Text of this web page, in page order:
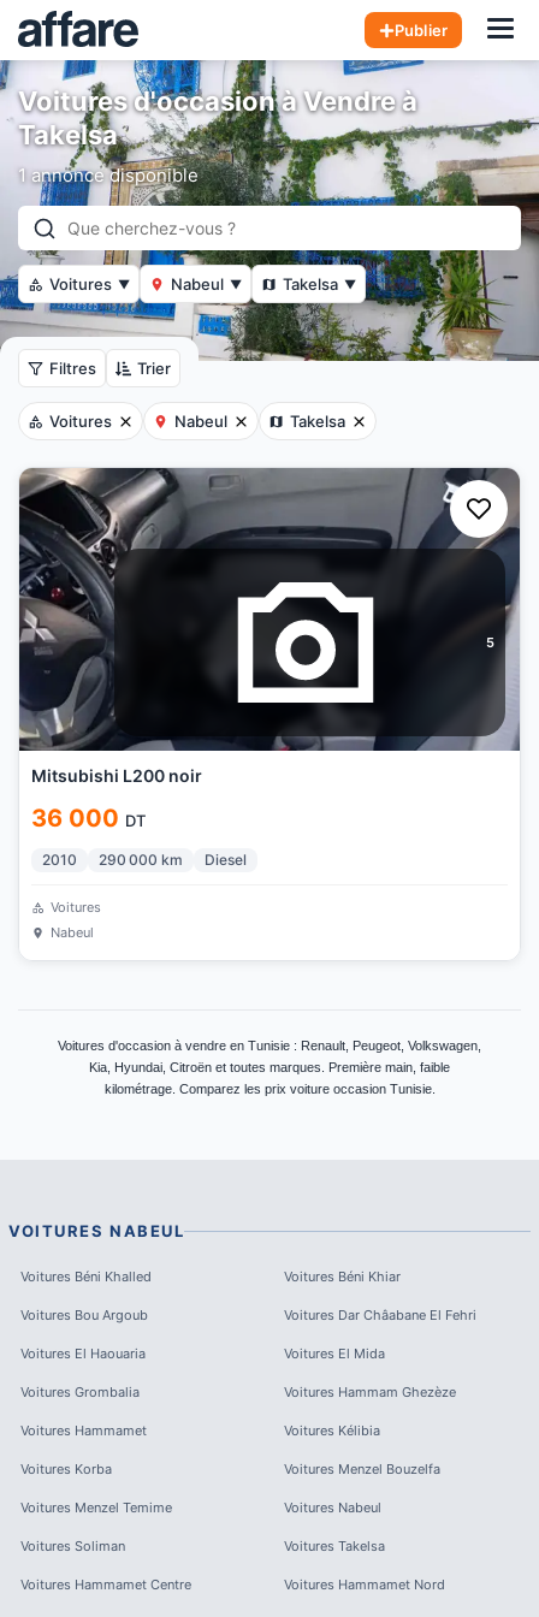
Publier
Voitures d'occasion à Vendre à
Takelsa
1 annonce disponible
Voitures ▼ Nabeul ▼ Takelsa ▼
Filtres Trier
Voitures Nabeul Takelsa
5
Mitsubishi L200 noir
36 000 DT
2010 290 000 km Diesel
Voitures
Nabeul
Voitures d'occasion à vendre en Tunisie : Renault, Peugeot, Volkswagen,
Kia, Hyundai, Citroën et toutes marques. Première main, faible
kilométrage. Comparez les prix voiture occasion Tunisie.
VOITURES NABEUL
Voitures Béni Khalled Voitures Béni Khiar
Voitures Bou Argoub Voitures Dar Châabane El Fehri
Voitures El Haouaria Voitures El Mida
Voitures Grombalia Voitures Hammam Ghezèze
Voitures Hammamet Voitures Kélibia
Voitures Korba Voitures Menzel Bouzelfa
Voitures Menzel Temime Voitures Nabeul
Voitures Soliman Voitures Takelsa
Voitures Hammamet Centre Voitures Hammamet Nord